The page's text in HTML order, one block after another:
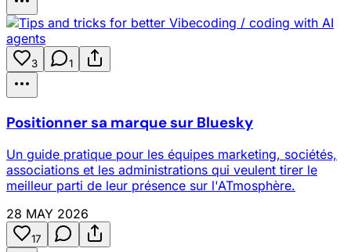
3 1
Positionner sa marque sur Bluesky
Un guide pratique pour les équipes marketing, sociétés,
associations et les administrations qui veulent tirer le
meilleur parti de leur présence sur l'ATmosphère.
28 MAY 2026
17